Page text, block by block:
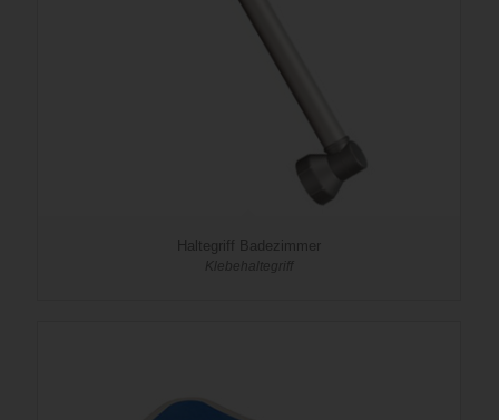
Haltegriff Badezimmer
Klebehaltegriff